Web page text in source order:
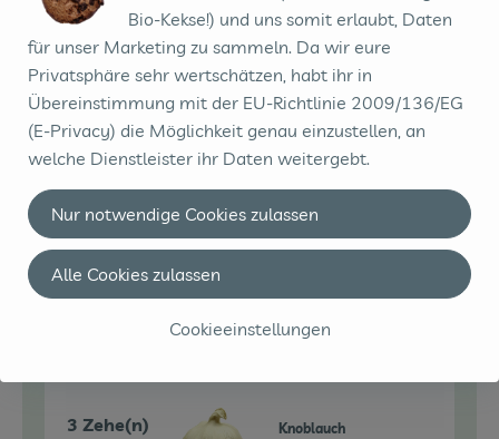
0.5 Bund
Petersilie
Auswahl ändern
Petersilie kraus im
Bund
1,99 € /BUND
Bund
Artikelanzahl
Gesamtpreis:
Du hast sicher:
3 Zehe(n)
Knoblauch
Bio-Kekse!) und uns somit erlaubt, Daten
für unser Marketing zu sammeln. Da wir eure
Privatsphäre sehr wertschätzen, habt ihr in
Übereinstimmung mit der EU-Richtlinie 2009/136/EG
(E-Privacy) die Möglichkeit genau einzustellen, an
welche Dienstleister ihr Daten weitergebt.
Cookieeinstellungen
Nur notwendige Cookies zulassen
Alle Cookies zulassen